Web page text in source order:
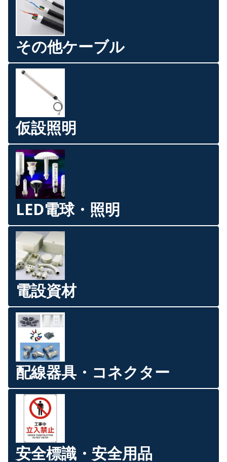
その他ケーブル
仮設照明
LED電球・照明
電設資材
配線器具・コネクター
安全標識・安全用品